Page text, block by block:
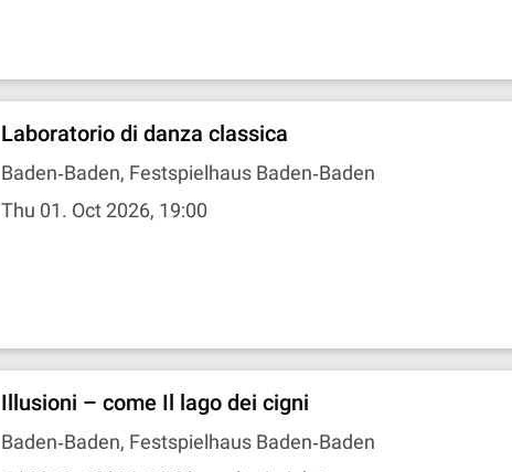
Laboratorio di danza classica
Baden‐Baden, Festspielhaus Baden‐Baden
Thu 01. Oct 2026, 19:00
Illusioni – come Il lago dei cigni
Baden‐Baden, Festspielhaus Baden‐Baden